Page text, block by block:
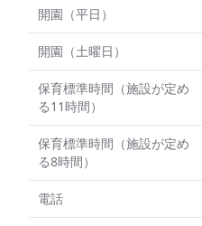
開園（平日）
開園（土曜日）
保育標準時間（施設が定め
る11時間）
保育標準時間（施設が定め
る8時間）
電話